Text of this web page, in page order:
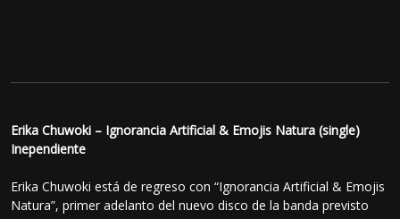
Erika Chuwoki – Ignorancia Artificial & Emojis Natura (single)
Inependiente
Erika Chuwoki está de regreso con “Ignorancia Artificial & Emojis
Natura”, primer adelanto del nuevo disco de la banda previsto